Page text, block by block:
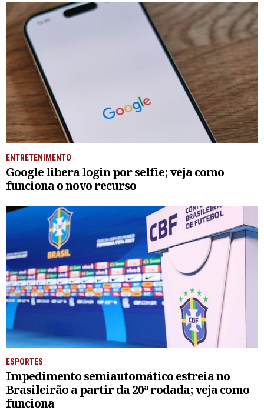
ENTRETENIMENTO
Google libera login por selfie; veja como
funciona o novo recurso
ESPORTES
Impedimento semiautomático estreia no
Brasileirão a partir da 20ª rodada; veja como
funciona